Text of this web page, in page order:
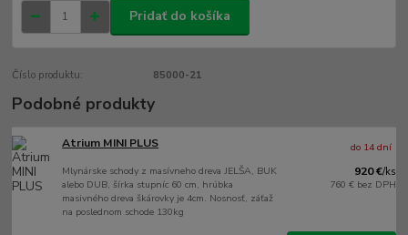
Pridať do košíka
Číslo produktu: 85000-21
Podobné produkty
Atrium MINI PLUS
Mlynárske schody z masívneho dreva JELŠA, BUK
alebo DUB, šírka stupníc 60 cm, hrúbka
masivného dreva škárovky je 4cm. Nosnosť, záťaž
na poslednom schode 130kg
920 €/ks
760 € bez DPH
do 14 dní